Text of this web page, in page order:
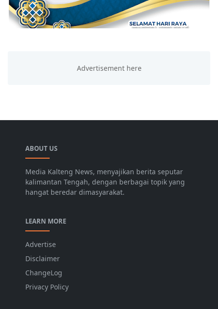
ABOUT US
Media Kalteng News, menyajikan berita seputar
kalimantan Tengah, dengan berbagai topik yang
hangat beredar dimasyarakat.
LEARN MORE
Advertise
Disclaimer
ChangeLog
Privacy Policy